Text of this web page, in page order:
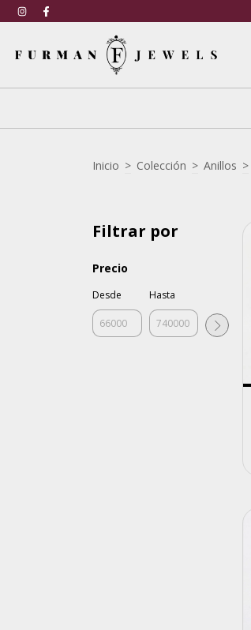
Inicio > Colección > Anillos >
Filtrar por
Precio
Desde Hasta